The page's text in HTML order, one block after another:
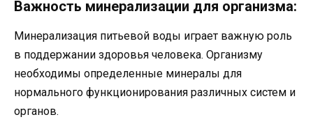
Важность минерализации для организма:
Минерализация питьевой воды играет важную роль
в поддержании здоровья человека. Организму
необходимы определенные минералы для
нормального функционирования различных систем и
органов.